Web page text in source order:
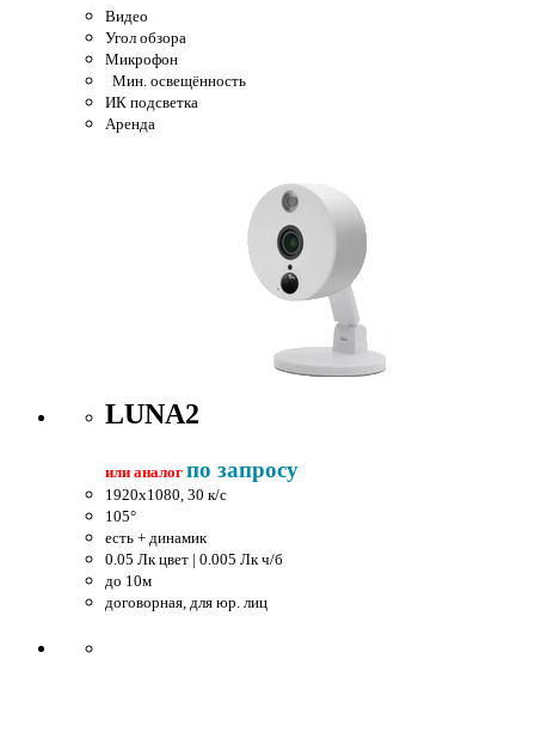
Видео
Угол обзора
Микрофон
Мин. освещённость
ИК подсветка
Аренда
LUNA2
или аналог по запросу
1920x1080, 30 к/c
105°
есть + динамик
0.05 Лк цвет | 0.005 Лк ч/б
до 10м
договорная, для юр. лиц